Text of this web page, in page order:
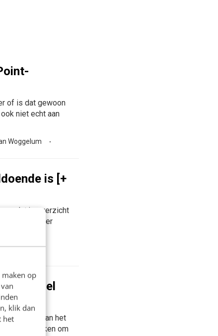
op
klik dan
het
of is dat gewoon
niet echt aan
Woggelum
is [+
zodat je overzicht
als marketeer
in Excel
voordelen van het
en bewerken om